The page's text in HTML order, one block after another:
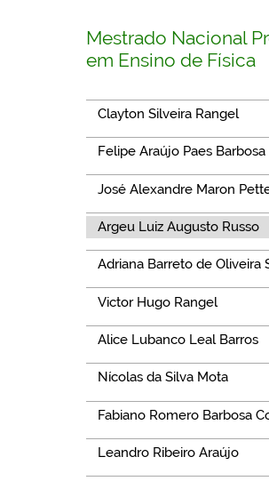
Mestrado Nacional
em Ensino de Física
Clayton Silveira Rangel
Felipe Araújo Paes Barbosa
José Alexandre Maron
Argeu Luiz Augusto Russo
Adriana Barreto de Oliveira
Victor Hugo Rangel
Alice Lubanco Leal Barros
Nícolas da Silva Mota
Fabiano Romero Barbosa
Leandro Ribeiro Araújo